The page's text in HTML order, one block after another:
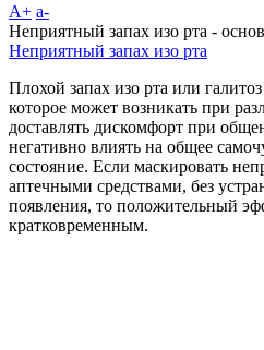
A+ а-
Неприятный запах изо рта -
Неприятный запах изо рта
Плохой запах изо рта или
которое может возникать при
доставлять дискомфорт при
негативно влиять на общее
состояние. Если маскировать
аптечными средствами, без
появления, то положительный
кратковременным.